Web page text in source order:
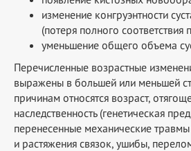
изменение конгруэнтности
(потеря полного
уменьшение общего объема
Перечисленные возрастные
выражены в большей или меньшей
причинам относятся возраст,
наследственность (генетическая
перенесенные механические
и растяжения связок, ушибы,